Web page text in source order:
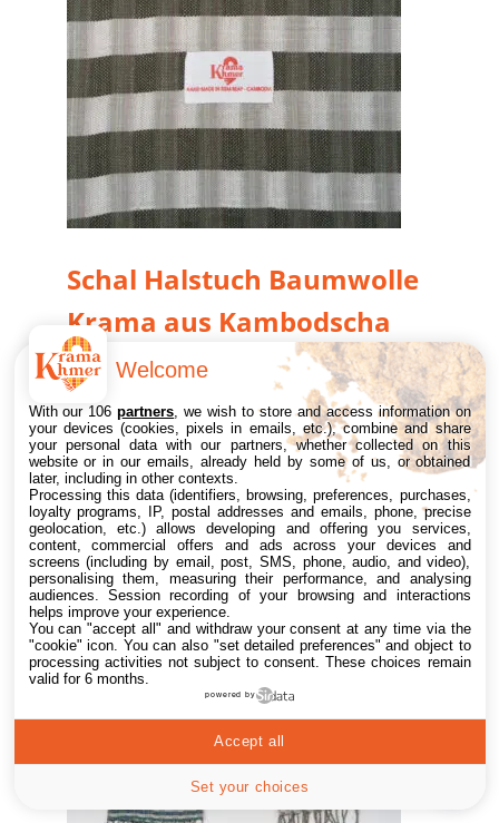
Schal Halstuch Baumwolle
Krama aus Kambodscha
Sousdey dunkelgrün und grau
25,00€In den WarenkorbBuy now
Welcome
With our 106partners , we wish to store and access information on
your devices (cookies, pixels in emails, etc.), combine and share
your personal data with our partners, whether collected on this
website or in our emails, already held by some of us, or obtained
later, including in other contexts.
Processing this data (identifiers, browsing, preferences, purchases,
loyalty programs, IP, postal addresses and emails, phone, precise
geolocation, etc.) allows developing and offering you services,
content, commercial offers and ads across your devices and
screens (including by email, post, SMS, phone, audio, and video),
personalising them, measuring their performance, and analysing
audiences. Session recording of your browsing and interactions
helps improve your experience.
You can "accept all" and withdraw your consent at any time via the
"cookie" icon . You can also "set detailed preferences" and object to
processing activities not subject to consent. These choices remain
valid for 6 months.
powered by
Set your choices
Accept all